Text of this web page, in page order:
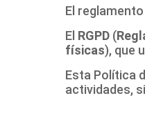
El reglamento
El RGPD (
físicas), que
Esta Política
actividades,